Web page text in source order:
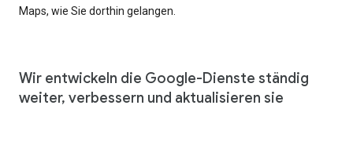
Maps, wie Sie dorthin gelangen.
Wir entwickeln die Google-Dienste ständig
weiter, verbessern und aktualisieren sie